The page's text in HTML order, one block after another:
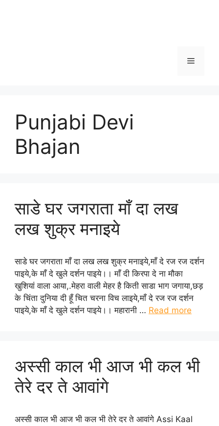
Menu
Punjabi Devi
Bhajan
साडे घर जगराता माँ दा लख
लख शुक्र मनाइये
साडे घर जगराता माँ दा लख लख शुक्र मनाइये,माँ दे रज रज दर्शन
पाइये,के माँ दे खुले दर्शन पाइये।। माँ दी किरपा दे ना मौका
खुशियां वाला आया,.मेहरा वाली मेहर है किती साडा भाग जगाया,छड़
के चिंता दुनिया दी हूँ चित चरना विच लाइये,माँ दे रज रज दर्शन
पाइये,के माँ दे खुले दर्शन पाइये।। महारानी … Read more
अस्सी काल भी आज भी कल भी
तेरे दर ते आवांगे
अस्सी काल भी आज भी कल भी तेरे दर ते आवांगे Assi Kaal